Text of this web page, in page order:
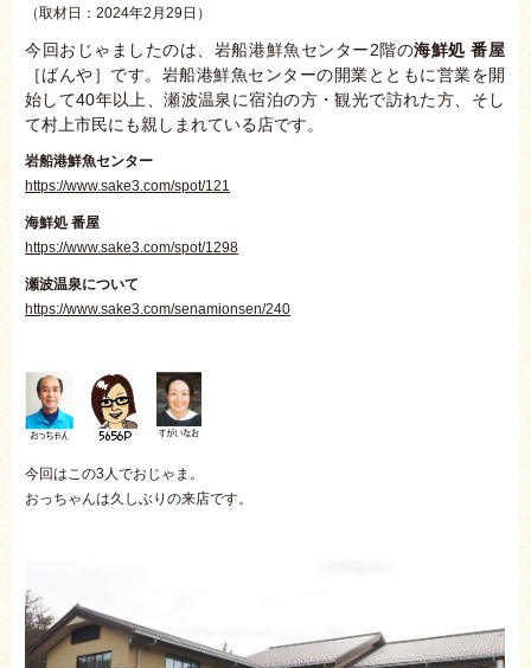
（取材日：2024年2月29日）
今回おじゃましたのは、岩船港鮮魚センター2階の海鮮処 番屋
［ばんや］です。岩船港鮮魚センターの開業とともに営業を開
始して40年以上、瀬波温泉に宿泊の方・観光で訪れた方、そし
て村上市民にも親しまれている店です。
岩船港鮮魚センター
https://www.sake3.com/spot/121
海鮮処 番屋
https://www.sake3.com/spot/1298
瀬波温泉について
https://www.sake3.com/senamionsen/240
今回はこの3人でおじゃま。
おっちゃんは久しぶりの来店です。